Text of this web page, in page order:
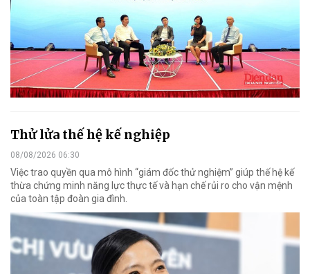
Thử lửa thế hệ kế nghiệp
08/08/2026 06:30
Việc trao quyền qua mô hình “giám đốc thử nghiệm” giúp thế hệ kế
thừa chứng minh năng lực thực tế và hạn chế rủi ro cho vận mệnh
của toàn tập đoàn gia đình.